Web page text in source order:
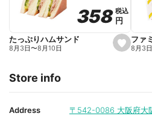
o
r
i
e
s
e
i
t
358
358税込
税込
円
円
たっぷりハムサンド
8月3日〜8月10日
ファ
8月3日
Store info
Address 〒542-0086 大阪府大